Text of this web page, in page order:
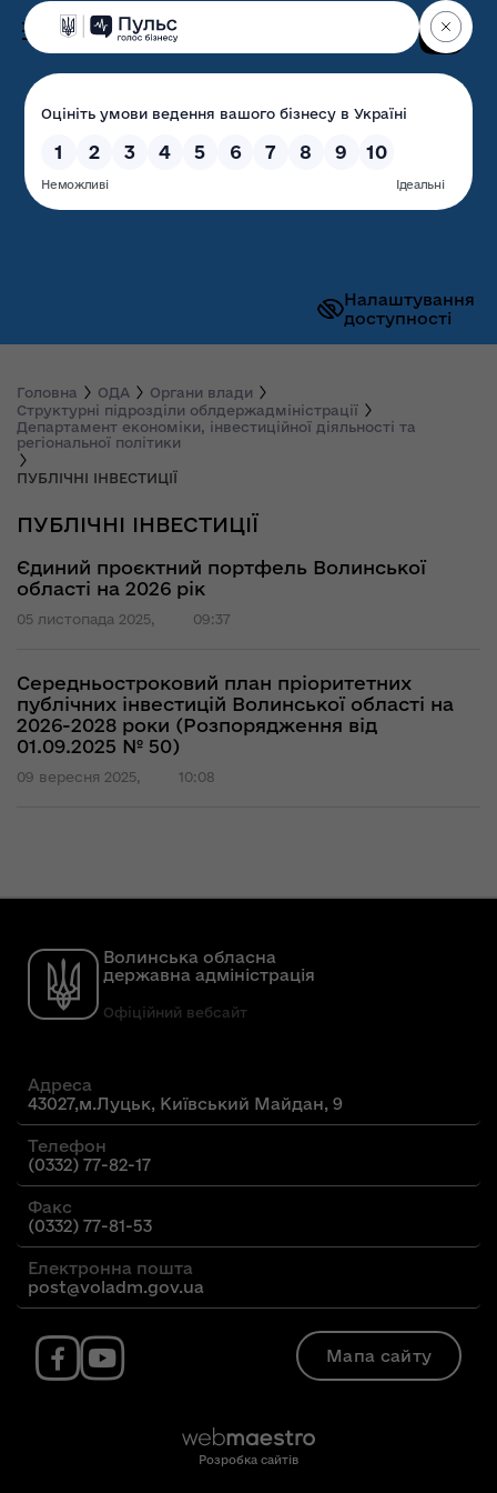
Налаштування
доступності
Волинська обласна
державна адміністрація
Головна ОДА
Органи влади
Структурні підрозділи облдержадміністрації
Департамент економіки, інвестиційної діяльності та
регіональної політики
ПУБЛІЧНІ ІНВЕСТИЦІЇ
ПУБЛІЧНІ ІНВЕСТИЦІЇ
Єдиний проєктний портфель Волинської
області на 2026 рік
05 листопада 2025, 09:37
Середньостроковий план пріоритетних
публічних інвестицій Волинської області на
2026-2028 роки (Розпорядження від
01.09.2025 № 50)
09 вересня 2025, 10:08
Волинська обласна
державна адміністрація
Офіційний вебсайт
Адреса
43027,м.Луцьк, Київський Майдан, 9
Телефон
(0332) 77-82-17
Факс
(0332) 77-81-53
Електронна пошта
post@voladm.gov.ua
Мапа сайту
Розробка сайтів